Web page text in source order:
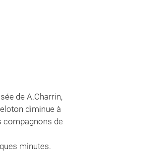
de A.Charrin,
diminue à
compagnons de
minutes.